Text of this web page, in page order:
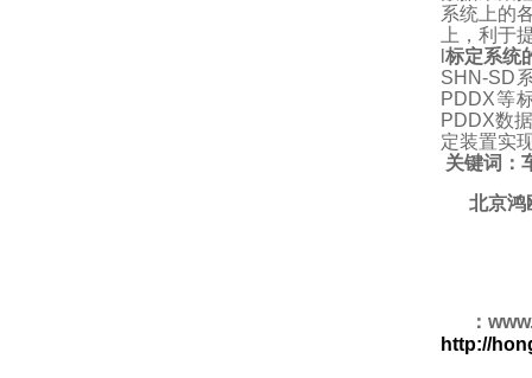
系统上的
上，利于
l标定系统
SHN-SD
PDDX等
PDDX数
定装置实
关键词：
北京鸿
：
http://